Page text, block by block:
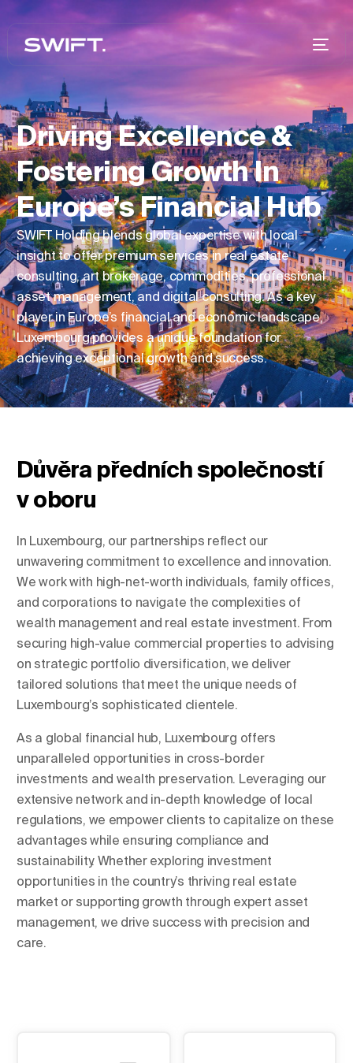
Driving Excellence &
Fostering Growth In
Europe’s Financial Hub
SWIFT Holding blends global expertise with local
insight to offer premium services in real estate
consulting, art brokerage, commodities, professional
asset management, and digital consulting. As a key
player in Europe’s financial and economic landscape,
Luxembourg provides a unique foundation for
achieving exceptional growth and success.
Důvěra předních společností
v oboru
In Luxembourg, our partnerships reflect our
unwavering commitment to excellence and innovation.
We work with high-net-worth individuals, family offices,
and corporations to navigate the complexities of
wealth management and real estate investment. From
securing high-value commercial properties to advising
on strategic portfolio diversification, we deliver
tailored solutions that meet the unique needs of
Luxembourg’s sophisticated clientele.
As a global financial hub, Luxembourg offers
unparalleled opportunities in cross-border
investments and wealth preservation. Leveraging our
extensive network and in-depth knowledge of local
regulations, we empower clients to capitalize on these
advantages while ensuring compliance and
sustainability. Whether exploring investment
opportunities in the country’s thriving real estate
market or supporting growth through expert asset
management, we drive success with precision and
care.
Změna jazyka